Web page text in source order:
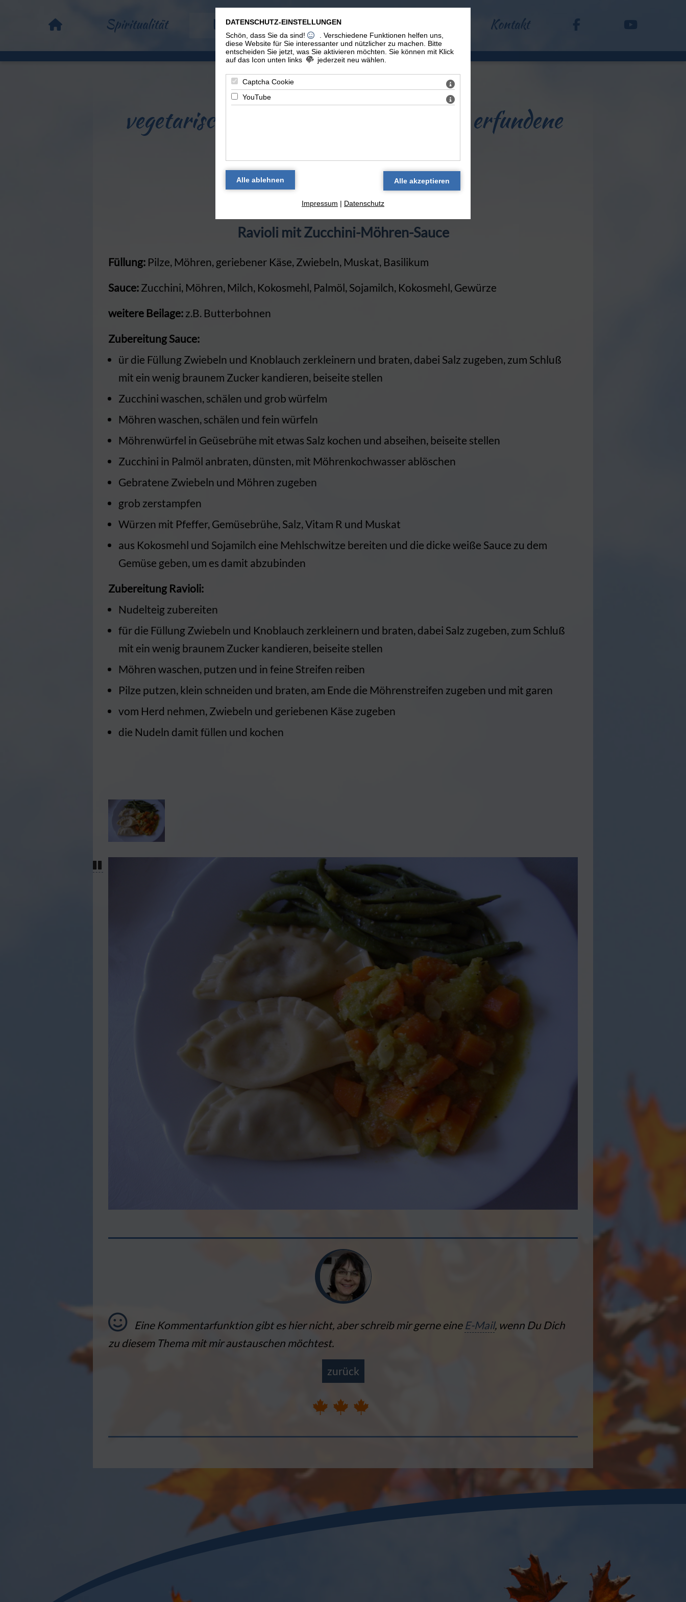
DATENSCHUTZ-EINSTELLUNGEN
Schön, dass Sie da sind!
. Verschiedene Funktionen helfen uns,
diese Website für Sie interessanter und nützlicher zu machen.
Bitte
entscheiden Sie jetzt, was Sie aktivieren möchten. Sie können mit Klick
auf das Icon unten links
jederzeit neu wählen.
Captcha Cookie
YouTube
Impressum | Datenschutz
Spiritualität Vom Leben Erinnerungen Kontakt
vegetarisch und vegan kochen - selbst erfundene
Rezepte und Kochideen
Ravioli mit Zucchini-Möhren-Sauce
Füllung: Pilze, Möhren, geriebener Käse, Zwiebeln, Muskat, Basilikum
Sauce: Zucchini, Möhren, Milch, Kokosmehl, Palmöl, Sojamilch, Kokosmehl, Gewürze
weitere Beilage: z.B. Butterbohnen
Zubereitung Sauce:
ür die Füllung Zwiebeln und Knoblauch zerkleinern und braten, dabei Salz zugeben, zum Schluß
mit ein wenig braunem Zucker kandieren, beiseite stellen
Zucchini waschen, schälen und grob würfelm
Möhren waschen, schälen und fein würfeln
Möhrenwürfel in Geüsebrühe mit etwas Salz kochen und abseihen, beiseite stellen
Zucchini in Palmöl anbraten, dünsten, mit Möhrenkochwasser ablöschen
Gebratene Zwiebeln und Möhren zugeben
grob zerstampfen
Würzen mit Pfeffer, Gemüsebrühe, Salz, Vitam R und Muskat
aus Kokosmehl und Sojamilch eine Mehlschwitze bereiten und die dicke weiße Sauce zu dem
Gemüse geben, um es damit abzubinden
Zubereitung Ravioli:
Nudelteig zubereiten
für die Füllung Zwiebeln und Knoblauch zerkleinern und braten, dabei Salz zugeben, zum Schluß
mit ein wenig braunem Zucker kandieren, beiseite stellen
Möhren waschen, putzen und in feine Streifen reiben
Pilze putzen, klein schneiden und braten, am Ende die Möhrenstreifen zugeben und mit garen
vom Herd nehmen, Zwiebeln und geriebenen Käse zugeben
die Nudeln damit füllen und kochen
Pause
Eine Kommentarfunktion gibt es hier nicht, aber schreib mir gerne eine E-Mail, wenn Du Dich
zu diesem Thema mit mir austauschen möchtest.
zurück